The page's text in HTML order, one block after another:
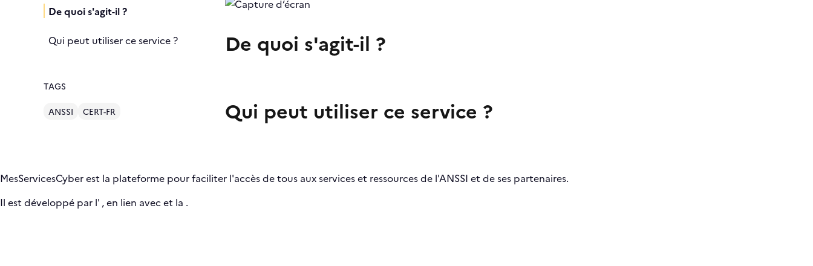
De quoi s'agit-il ?
Qui peut utiliser ce service ?
TAGS
ANSSI CERT-FR
De quoi s'agit-il ?
Qui peut utiliser ce service ?
MesServicesCyber est la plateforme pour faciliter l'accès de tous aux services et ressources de l'ANSSI et de ses partenaires.
Il est développé par l' , en lien avecet la .